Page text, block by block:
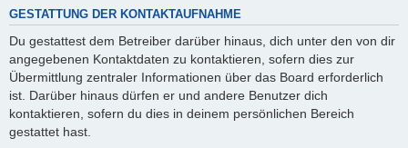
GESTATTUNG DER KONTAKTAUFNAHME
Du gestattest dem Betreiber darüber hinaus, dich unter den von dir
angegebenen Kontaktdaten zu kontaktieren, sofern dies zur
Übermittlung zentraler Informationen über das Board erforderlich
ist. Darüber hinaus dürfen er und andere Benutzer dich
kontaktieren, sofern du dies in deinem persönlichen Bereich
gestattet hast.